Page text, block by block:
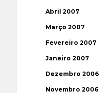
Abril 2007
Março 2007
Fevereiro 2007
Janeiro 2007
Dezembro 2006
Novembro 2006